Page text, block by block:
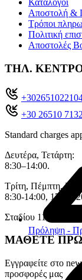
Πρόληψη -
Κατάλογοι
Αποστολή &
Τρόποι
Πολιτική
Αποστολές
ΤΗΛ.
+30 26510
Standard charges
Δευτέρα, Τετάρτη:
8:30–14:00.
Τρίτη, Πέμπτη,
8:30-14:00,
Σταδίου 11, 45333 ,
ΜΑΘΕΤΕ
Εγγραφείτε στο
προσφορές μας